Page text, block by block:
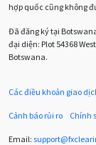
Con số xu
Dừng lại
hợp quốc cũng không
Đã đăng ký tại
đại diện: Plot 54368
Botswana.
Các điều khoản giao
Cảnh báo rủi ro Chính
Email: support@